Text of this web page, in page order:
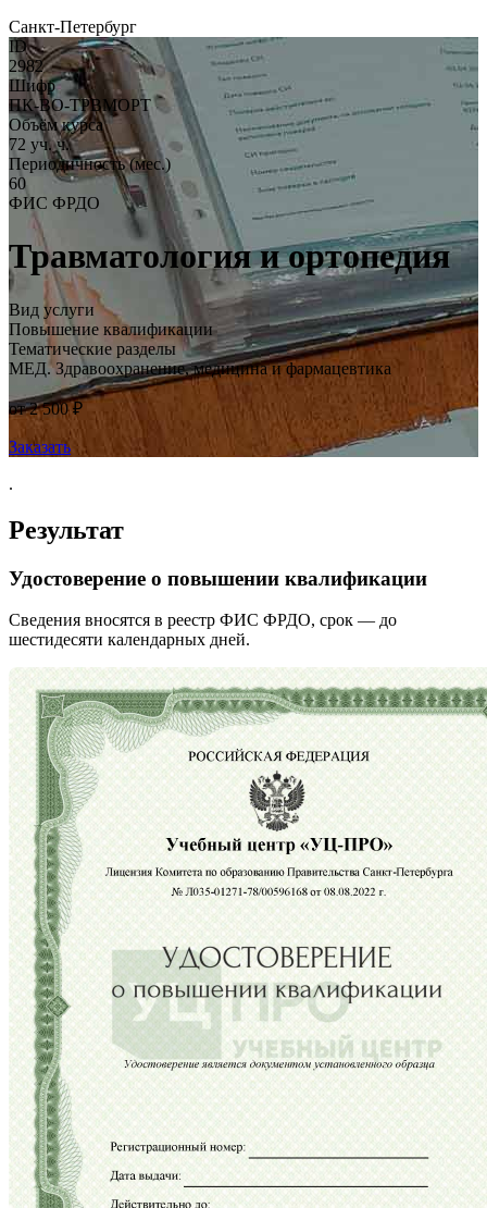
Санкт-Петербург
ID
2982
Шифр
ПК-ВО-ТРВМОРТ
Объём курса
72 уч. ч.
Периодичность (мес.)
60
ФИС ФРДО
Травматология и ортопедия
Вид услуги
Повышение квалификации
Тематические разделы
МЕД. Здравоохранение, медицина и фармацевтика
от 2 500 ₽
Заказать
.
Результат
Удостоверение о повышении квалификации
Сведения вносятся в реестр ФИС ФРДО, срок — до
шестидесяти календарных дней.